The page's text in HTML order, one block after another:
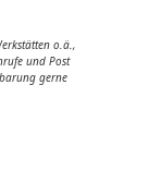
o.ä.,
und Post
gerne